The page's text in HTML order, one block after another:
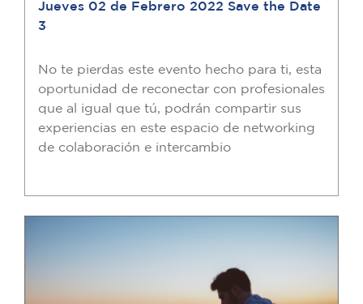
Jueves 02 de Febrero 2022 Save the Date
3
No te pierdas este evento hecho para ti, esta
oportunidad de reconectar con profesionales
que al igual que tú, podrán compartir sus
experiencias en este espacio de networking
de colaboración e intercambio